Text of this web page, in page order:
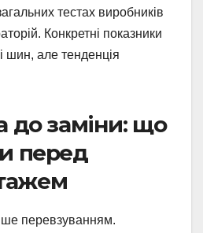
тестах виробників
Конкретні показники
шин, але тенденція
до заміни: що
перед
перевзуванням.